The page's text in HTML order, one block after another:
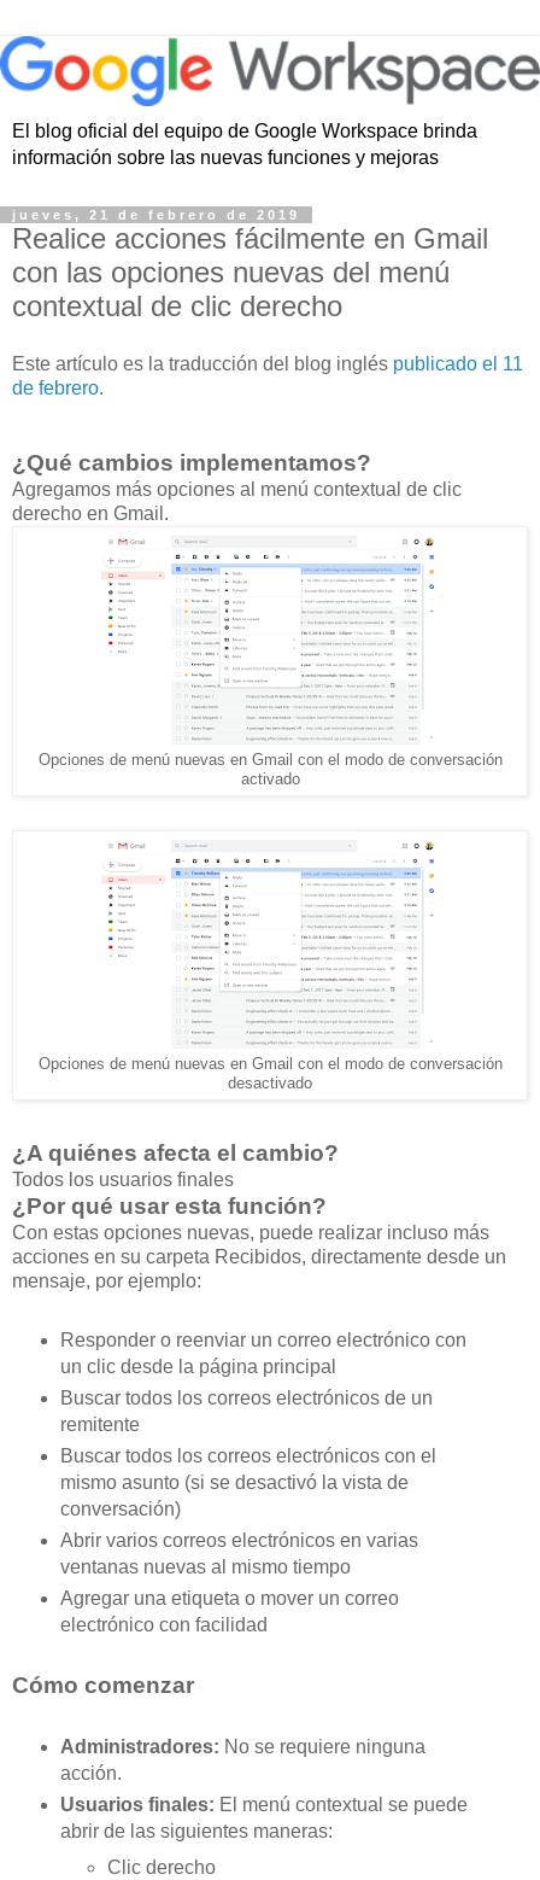
El blog oficial del equipo de Google Workspace brinda
información sobre las nuevas funciones y mejoras
jueves, 21 de febrero de 2019
Realice acciones fácilmente en Gmail
con las opciones nuevas del menú
contextual de clic derecho
Este artículo es la traducción del blog inglés publicado el 11
de febrero.
¿Qué cambios implementamos?
Agregamos más opciones al menú contextual de clic
derecho en Gmail.
Opciones de menú nuevas en Gmail con el modo de conversación
activado
Opciones de menú nuevas en Gmail con el modo de conversación
desactivado
¿A quiénes afecta el cambio?
Todos los usuarios finales
¿Por qué usar esta función?
Con estas opciones nuevas, puede realizar incluso más
acciones en su carpeta Recibidos, directamente desde un
mensaje, por ejemplo:
Responder o reenviar un correo electrónico con
un clic desde la página principal
Buscar todos los correos electrónicos de un
remitente
Buscar todos los correos electrónicos con el
mismo asunto (si se desactivó la vista de
conversación)
Abrir varios correos electrónicos en varias
ventanas nuevas al mismo tiempo
Agregar una etiqueta o mover un correo
electrónico con facilidad
Cómo comenzar
Administradores: No se requiere ninguna
acción.
Usuarios finales: El menú contextual se puede
abrir de las siguientes maneras:
Clic derecho